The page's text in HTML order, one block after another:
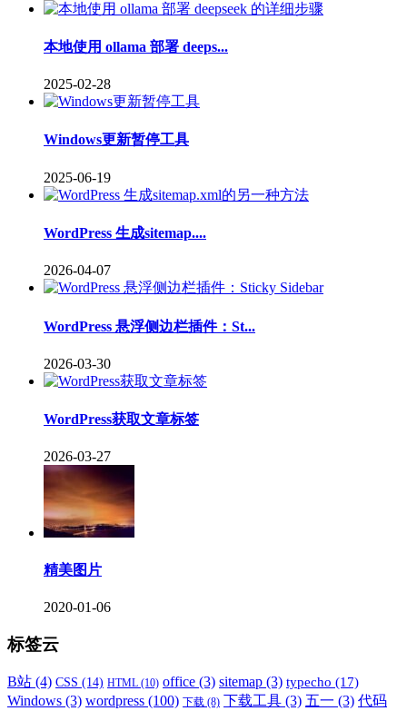
本地使用 ollama 部署 deeps...
2025-02-28
Windows更新暂停工具
2025-06-19
WordPress 生成sitemap....
2026-04-07
WordPress 悬浮侧边栏插件：St...
2026-03-30
WordPress获取文章标签
2026-03-27
精美图片
2020-01-06
标签云
B站 (4) CSS (14) HTML (10) office (3) sitemap (3) typecho (17)
Windows (3) wordpress (100) 下载 (8) 下载工具 (3) 五一 (3) 代码